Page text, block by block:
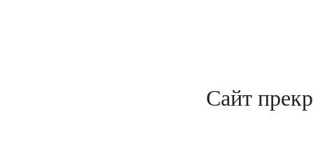
Сайт